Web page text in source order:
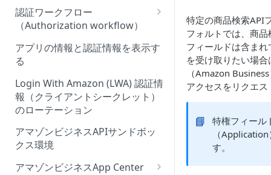
Onboarding Step 1: Authorize
your Amazon Business API
apps
Onboarding Step 2: Create
your request
認証ワークフロー
（Authorization workflow）
アマゾンビジネスサードパーテ
ィーウェブサイト認証ワークフ
ローの概要
アプリの情報と認証情報を表示す
る
Login With Amazon (LWA) 認証情
報（クライアントシークレット）
のローテーション
アマゾンビジネスAPIサンドボッ
クス環境
アマゾンビジネスApp Center
特定の商品検索API
フォルトでは、商
フィールドは含ま
を受け取りたい場
（Amazon
アクセスをリクエ
📘
特権フィール
（
す。